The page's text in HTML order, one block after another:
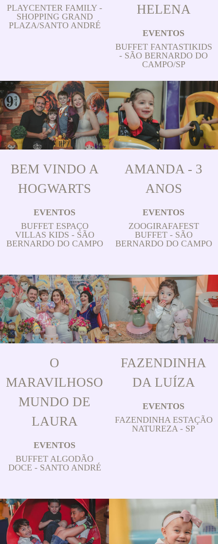
PLAYCENTER FAMILY -
SHOPPING GRAND
PLAZA/SANTO ANDRÉ
HELENA
EVENTOS
BUFFET FANTASTIKIDS
- SÃO BERNARDO DO
CAMPO/SP
BEM VINDO A
HOGWARTS
EVENTOS
BUFFET ESPAÇO
VILLAS KIDS - SÃO
BERNARDO DO CAMPO
AMANDA - 3
ANOS
EVENTOS
ZOOGIRAFAFEST
BUFFET - SÃO
BERNARDO DO CAMPO
O
MARAVILHOSO
MUNDO DE
LAURA
EVENTOS
BUFFET ALGODÃO
DOCE - SANTO ANDRÉ
FAZENDINHA
DA LUÍZA
EVENTOS
FAZENDINHA ESTAÇÃO
NATUREZA - SP